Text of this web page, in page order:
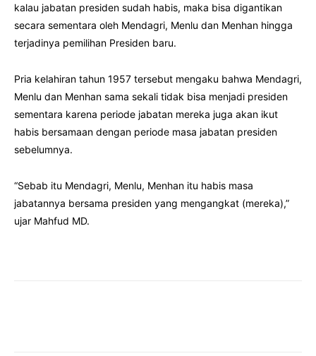
kalau jabatan presiden sudah habis, maka bisa digantikan
secara sementara oleh Mendagri, Menlu dan Menhan hingga
terjadinya pemilihan Presiden baru.
Pria kelahiran tahun 1957 tersebut mengaku bahwa Mendagri,
Menlu dan Menhan sama sekali tidak bisa menjadi presiden
sementara karena periode jabatan mereka juga akan ikut
habis bersamaan dengan periode masa jabatan presiden
sebelumnya.
“Sebab itu Mendagri, Menlu, Menhan itu habis masa
jabatannya bersama presiden yang mengangkat (mereka),”
ujar Mahfud MD.